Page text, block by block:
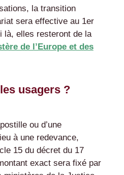
la transition
sera effective au 1er
là, elles resteront de la
de l’Europe et des
usagers ?
ou d’une
à une redevance,
15 du décret du 17
exact sera fixé par